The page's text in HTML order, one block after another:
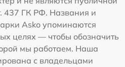
437 ГК РФ. Названия и
Asko упоминаются
целях — чтобы обозначить
мы работаем. Наша
с владельцами